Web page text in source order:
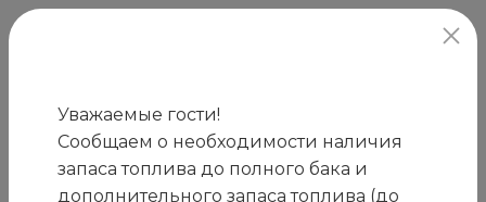
Главная / Закупки /
ПРИГЛАШЕНИЕ к участию
в открытом конкурсе на закупку услуг по охране
Уважаемые гости!
Сообщаем о необходимости наличия
запаса топлива до полного бака и
дополнительного запаса топлива (до